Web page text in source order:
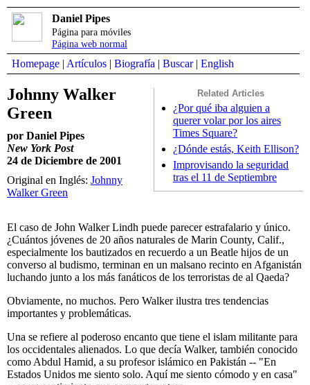
Daniel Pipes
Página para móviles
Página web normal
Homepage | Artículos | Biografía | Buscar| English
Related Articles
¿Por qué iba alguien a
querer volar por los aires
Times Square?
¿Dónde estás, Keith Ellison?
Improvisando la seguridad
tras el 11 de Septiembre
Johnny Walker
Green
por Daniel Pipes
New York Post
24 de Diciembre de 2001
Original en Inglés: Johnny
Walker Green
El caso de John Walker Lindh puede parecer estrafalario y único.
¿Cuántos jóvenes de 20 años naturales de Marin County, Calif.,
especialmente los bautizados en recuerdo a un Beatle hijos de un
converso al budismo, terminan en un malsano recinto en Afganistán
luchando junto a los más fanáticos de los terroristas de al Qaeda?
Obviamente, no muchos. Pero Walker ilustra tres tendencias
importantes y problemáticas.
Una se refiere al poderoso encanto que tiene el islam militante para
los occidentales alienados. Lo que decía Walker, también conocido
como Abdul Hamid, a su profesor islámico en Pakistán -- "En
Estados Unidos me siento solo. Aquí me siento cómodo y en casa"